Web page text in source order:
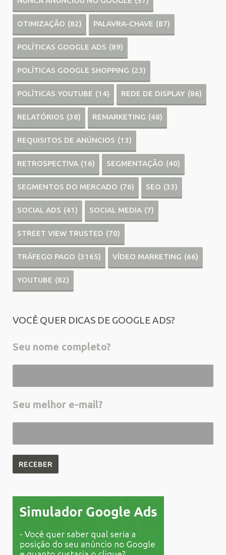
OTIMIZAÇÃO (82) PALAVRA-CHAVE (87)
POLÍTICAS GOOGLE ADS (89)
POLÍTICAS GOOGLE SHOPPING (23)
POLÍTICAS YOUTUBE (14) REDE DE DISPLAY (86)
RELATÓRIOS (38) REMARKETING (48)
REQUISITOS DE ANÚNCIOS (13)
RETROSPECTIVA (16) SEGMENTAÇÃO (40)
SEGMENTOS DO MERCADO (76) SEO (33)
SOCIAL ADS (41) SOCIAL MEDIA (7)
STREET VIEW TRUSTED (70)
TRÁFEGO PAGO (3165) VÍDEO MARKETING (66)
YOUTUBE (82)
VOCÊ QUER DICAS DE GOOGLE ADS?
Seu nome completo?
Seu melhor e-mail?